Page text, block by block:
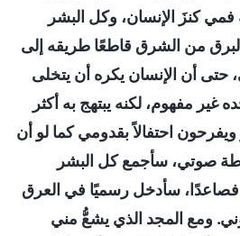
فمي كنزَ الإنسان، وكل البشر
من الشرق قاطعًا طريقه إلى
حتى أن الإنسان يكره أن يتخلى
مفهوم، لكنه يبتهج به أكثر
ويفرحون احتفالاً بقدومي كما لو أن
صوتي، سأجمع كل البشر
سأدخل رسميًا في العرق
ومع المجد الذي يشعُّ مني